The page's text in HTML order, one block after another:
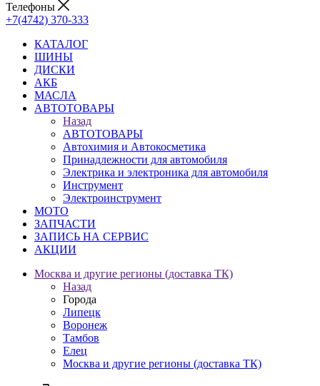
Телефоны
+7(4742) 370-333
КАТАЛОГ
ШИНЫ
ДИСКИ
АКБ
МАСЛА
АВТОТОВАРЫ
Назад
АВТОТОВАРЫ
Автохимия и Автокосметика
Принадлежности для автомобиля
Электрика и электроника для автомобиля
Инструмент
Электроинструмент
МОТО
ЗАПЧАСТИ
ЗАПИСЬ НА СЕРВИС
АКЦИИ
Москва и другие регионы (доставка ТК)
Назад
Города
Липецк
Воронеж
Тамбов
Елец
Москва и другие регионы (доставка ТК)